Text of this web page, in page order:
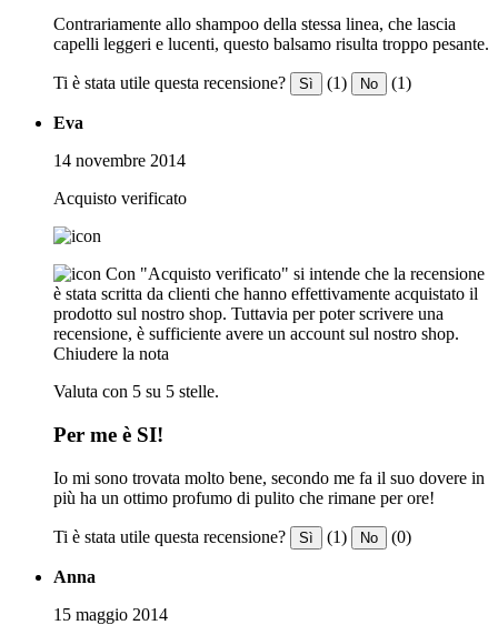
Contrariamente allo shampoo della stessa linea, che lascia
capelli leggeri e lucenti, questo balsamo risulta troppo pesante.
Ti è stata utile questa recensione? Sì (1) No (1)
Eva
14 novembre 2014
Acquisto verificato
Con "Acquisto verificato" si intende che la recensione
è stata scritta da clienti che hanno effettivamente acquistato il
prodotto sul nostro shop. Tuttavia per poter scrivere una
recensione, è sufficiente avere un account sul nostro shop.
Chiudere la nota
Valuta con 5 su 5 stelle.
Per me è SI!
Io mi sono trovata molto bene, secondo me fa il suo dovere in
più ha un ottimo profumo di pulito che rimane per ore!
Ti è stata utile questa recensione? Sì (1) No (0)
Anna
15 maggio 2014